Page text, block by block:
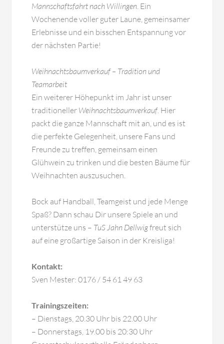
Mannschaftsfahrt nach Willingen . Ein
Wochenende voller guter Laune, gemeinsamer
Erlebnisse und ein bisschen Entspannung vor
der nächsten Partie!
Weihnachtsbaumverkauf – Tradition und
Teamarbeit
Ein weiterer Höhepunkt im Jahr ist unser
traditioneller Weihnachtsbaumverkauf. Hier
packt die ganze Mannschaft mit an, und es ist
die perfekte Gelegenheit, unsere Fans und
Freunde zu treffen, gemeinsam einen
Glühwein zu trinken und die besten Bäume für
Weihnachten auszusuchen.
Bock auf Handball, Teamgeist und jede Menge
Spaß? Dann schau Dir unsere Spiele an und
unterstütze uns – TuS Jahn Dellwigfreut sich
auf eine großartige Saison in der Kreisliga!
Kontakt:
Sven Mester: 0176 / 54 61 49 63
Trainingszeiten:
– Dienstags, 20.30 Uhr bis 22.00 Uhr
– Donnerstags, 19.00 bis 20:30 Uhr